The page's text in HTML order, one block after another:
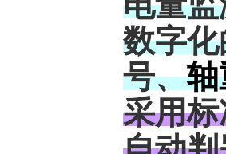
数字
号、
采用